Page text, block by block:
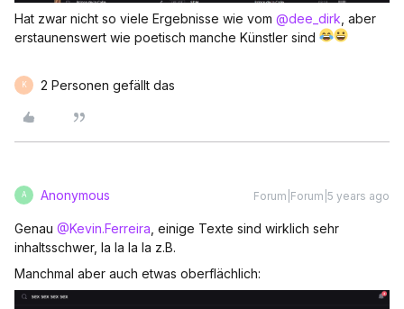
Hat zwar nicht so viele Ergebnisse wie vom @dee_dirk , aber
erstaunenswert wie poetisch manche Künstler sind
K 2 Personen gefällt das
A Anonymous Forum|Forum|5 years ago
Genau @Kevin.Ferreira , einige Texte sind wirklich sehr
inhaltsschwer, la la la la z.B.
Manchmal aber auch etwas oberflächlich: